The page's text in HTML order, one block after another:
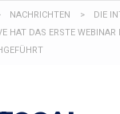
NACHRICHTEN >
DIE
HAT DAS ERSTE